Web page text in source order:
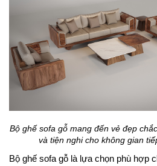
Bộ ghế sofa gỗ mang đến vẻ đẹp
và tiện nghi cho không gian
Bộ ghế sofa gỗ là lựa chọn phù hợp